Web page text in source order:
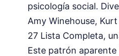
psicología social.
Amy Winehouse,
27 Lista Completa,
Este patrón